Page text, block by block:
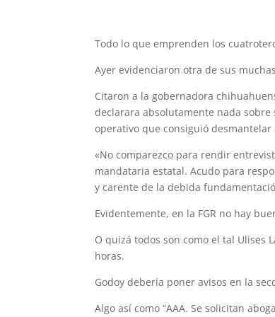
Todo lo que emprenden los
Ayer evidenciaron otra de sus
Citaron a la gobernadora
declarara absolutamente nada
operativo que consiguió
«No comparezco para rendir
mandataria estatal. Acudo para
y carente de la debida
Evidentemente, en la FGR no hay
O quizá todos son como el tal Ulises
horas.
Godoy debería poner avisos en la
Algo así como “AAA. Se solicitan